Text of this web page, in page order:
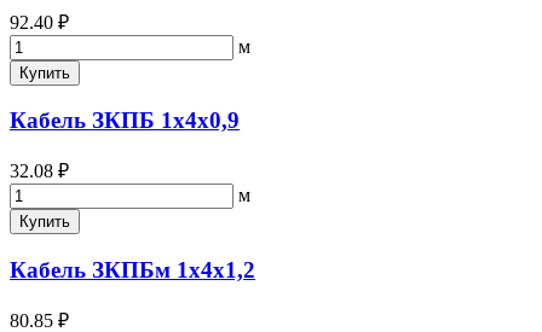
92.40 ₽
м
Купить
Кабель ЗКПБ 1х4х0,9
32.08 ₽
м
Купить
Кабель ЗКПБм 1х4х1,2
80.85 ₽